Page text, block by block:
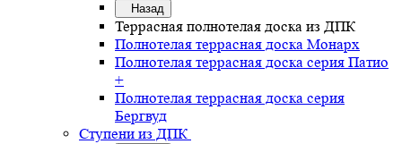
Назад
Террасная полнотелая доска из ДПК
Полнотелая террасная доска Монарх
Полнотелая террасная доска серия Патио
+
Полнотелая террасная доска серия
Бергвуд
Ступени из ДПК